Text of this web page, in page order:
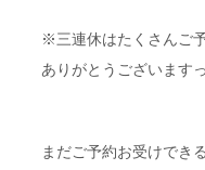
※三連休はたくさんご
ありがとうございます
まだご予約お受けでき